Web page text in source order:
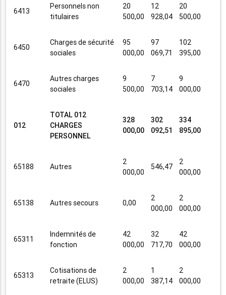
6413
Personnels non
titulaires
20
500,00
12
928,04
20
500,00
6450
Charges de sécurité
sociales
95
000,00
97
069,71
102
395,00
6470
Autres charges
sociales
9
500,00
7
703,14
9
000,00
012
TOTAL 012
CHARGES
PERSONNEL
328
000,00
302
092,51
334
895,00
65188 Autres
2
000,00
546,47
2
000,00
65138 Autres secours 0,00
2
000,00
2
000,00
65311
Indemnités de
fonction
42
000,00
32
717,70
42
000,00
65313
Cotisations de
retraite (ELUS)
2
000,00
1
387,14
2
000,00